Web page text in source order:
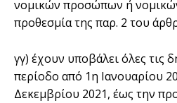
νομικών προσώπων ή
προθεσμία της παρ. 2 του
γγ) έχουν υποβάλει όλες τις
περίοδο από 1η Ιανουαρίου
Δεκεμβρίου 2021, έως την